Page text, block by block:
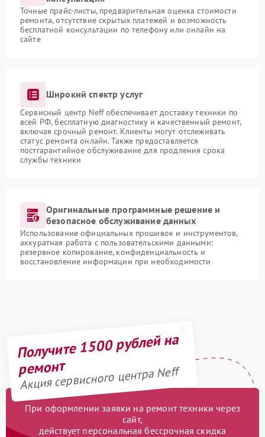
Точные прайс-листы, предварительная оценка стоимости
ремонта, отсутствие скрытых платежей и возможность
бесплатной консультации по телефону или онлайн на
сайте
Широкий спектр услуг
Сервисный центр Neff обеспечивает доставку техники по
всей РФ, бесплатную диагностику и качественный ремонт,
включая срочный ремонт. Клиенты могут отслеживать
статус ремонта онлайн. Также предоставляется
постгарантийное обслуживание для продления срока
службы техники
Оригинальные программные решение и
безопасное обслуживание данных
Использование официальных прошивок и инструментов,
аккуратная работа с пользовательскими данными:
резервное копирование, конфиденциальность и
восстановление информации при необходимости
Получите 1500 рублей на
ремонт
Акция сервисного центра Neff
При оформлении заявки на ремонт техники через
сайт,
действует персональная бессрочная скидка